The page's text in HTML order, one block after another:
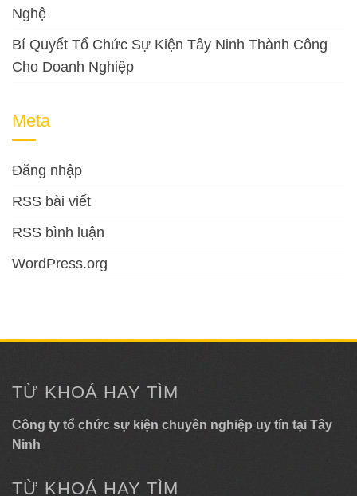
Nghệ
Bí Quyết Tổ Chức Sự Kiện Tây Ninh Thành Công
Cho Doanh Nghiệp
Meta
Đăng nhập
RSS bài viết
RSS bình luận
WordPress.org
TỪ KHOÁ HAY TÌM
Công ty tổ chức sự kiện chuyên nghiệp uy tín tại Tây
Ninh
TỪ KHOÁ HAY TÌM